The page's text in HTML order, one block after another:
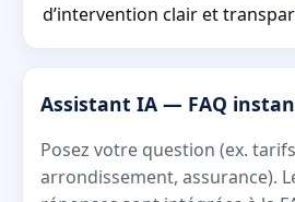
d’intervention clair et
Assistant IA — FAQ
Posez votre question (ex.
arrondissement, assurance).